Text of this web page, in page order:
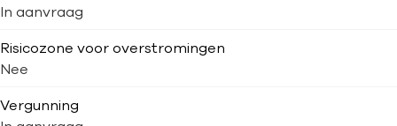
In aanvraag
Risicozone voor overstromingen
Nee
Vergunning